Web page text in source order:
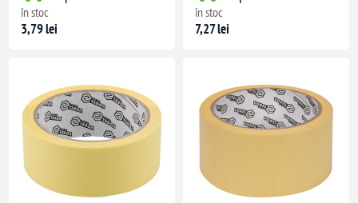
în stoc
3,79 lei
în stoc
7,27 lei